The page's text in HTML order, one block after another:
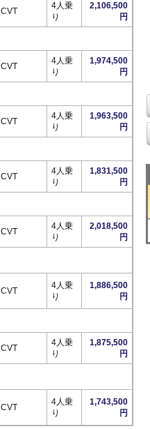
CVT
4人乗
り
2,106,500
円
CVT
4人乗
り
1,974,500
円
CVT
4人乗
り
1,963,500
円
CVT
4人乗
り
1,831,500
円
CVT
4人乗
り
2,018,500
円
CVT
4人乗
り
1,886,500
円
CVT
4人乗
り
1,875,500
円
CVT
4人乗
り
1,743,500
円